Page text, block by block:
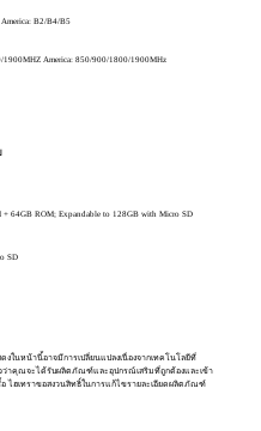
B2/B4/B5
1900MHZ America: 850/900/1800/1900MHz
64GB ROM; Expandable to 128GB with Micro SD
SD
นหน้านี้อาจมีการเปลี่ยนแปลงเนื่องจากเทคโนโลยีที่
ว่าคุณจะได้รับผลิตภัณฑ์และอุปกรณ์เสริมที่ถูกต้องและเข้า
ไฮเทราขอสงวนสิทธิ์ในการแก้ไขรายละเอียดผลิตภัณฑ์